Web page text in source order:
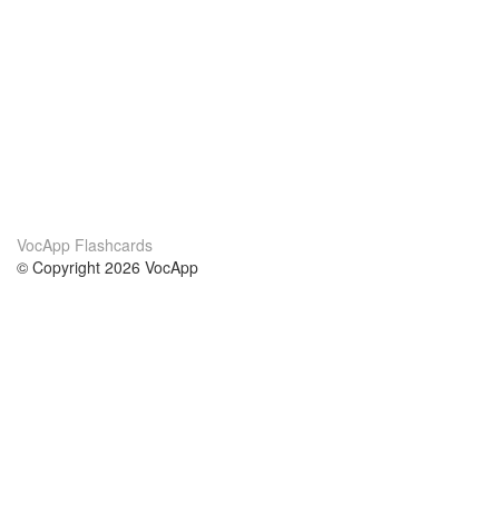
VocApp Flashcards
© Copyright 2026 VocApp